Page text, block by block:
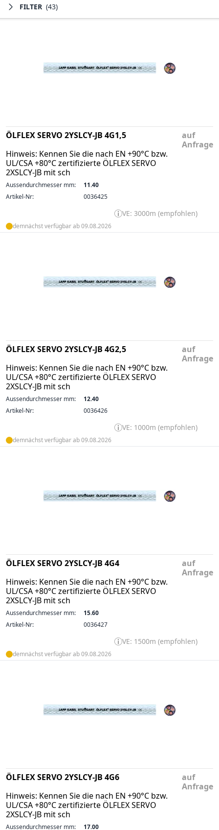
FILTER (43)
ÖLFLEX SERVO 2YSLCY-JB 4G1,5
Hinweis: Kennen Sie die nach EN +90°C bzw.
UL/CSA +80°C zertifizierte ÖLFLEX SERVO
2XSLCY-JB mit sch
auf
Anfrage
Aussendurchmesser mm:
11.40
Artikel-Nr:
0036425
VE: 3000m (empfohlen)
demnächst verfügbar ab 09.08.2026
ÖLFLEX SERVO 2YSLCY-JB 4G2,5
Hinweis: Kennen Sie die nach EN +90°C bzw.
UL/CSA +80°C zertifizierte ÖLFLEX SERVO
2XSLCY-JB mit sch
auf
Anfrage
Aussendurchmesser mm:
12.40
Artikel-Nr:
0036426
VE: 1000m (empfohlen)
demnächst verfügbar ab 09.08.2026
ÖLFLEX SERVO 2YSLCY-JB 4G4
Hinweis: Kennen Sie die nach EN +90°C bzw.
UL/CSA +80°C zertifizierte ÖLFLEX SERVO
2XSLCY-JB mit sch
auf
Anfrage
Aussendurchmesser mm:
15.60
Artikel-Nr:
0036427
VE: 1500m (empfohlen)
demnächst verfügbar ab 09.08.2026
ÖLFLEX SERVO 2YSLCY-JB 4G6
Hinweis: Kennen Sie die nach EN +90°C bzw.
UL/CSA +80°C zertifizierte ÖLFLEX SERVO
2XSLCY-JB mit sch
auf
Anfrage
Aussendurchmesser mm: 17.00